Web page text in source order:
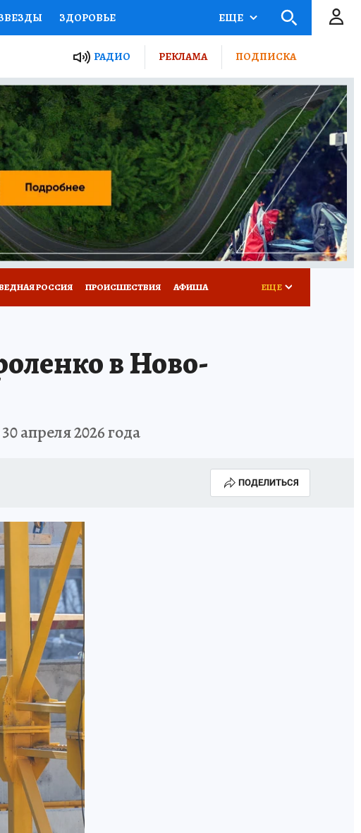
ЗДОРОВЬЕ
ПРОЕКТЫ РОССИИ
СЕКРЕТЫ ПУТЕВОДИТЕЛЬ
ЖЕЛЕЗА ТУРИЗМ
ГИД ПОТРЕБИТЕЛЯ ВСЕ О КП
ЕЩЕ
РАДИО РЕКЛАМА ПОДПИСКА
РОССИЯ ПРОИСШЕСТВИЯ АФИША ЕЩЕ
в Ново-
апреля 2026 года
ПОДЕЛИТЬСЯ